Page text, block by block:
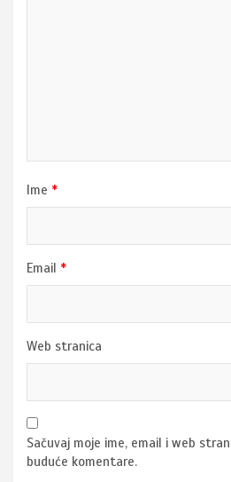
Ime *
Email *
Web stranica
Sačuvaj moje ime, email i web
buduće komentare.